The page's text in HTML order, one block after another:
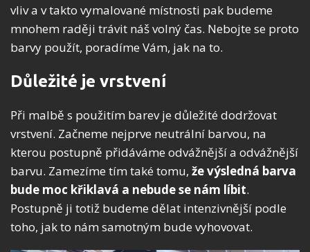
vliv a v takto vymalované místnosti pak budeme
mnohem raději trávit náš volný čas. Nebojte se proto
barvy použít, poradíme Vám, jak na to.
Důležité je vrstvení
Při malbě s použitím barev je důležité dodržovat
vrstvení. Začneme nejprve neutrální barvou, na
kterou postupně přidáváme odvážnější a odvážnější
barvu. Zamezíme tím také tomu, že výsledná barva
bude moc křiklavá a nebude se nám líbit.
Postupně ji totiž budeme dělat intenzivnější podle
toho, jak to nám samotným bude vyhovovat.